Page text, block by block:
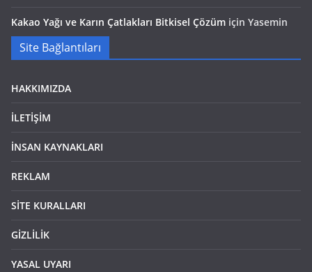
Kakao Yağı ve Karın Çatlakları Bitkisel Çözüm için Yasemin
Site Bağlantıları
HAKKIMIZDA
İLETİŞİM
İNSAN KAYNAKLARI
REKLAM
SİTE KURALLARI
GİZLİLİK
YASAL UYARI